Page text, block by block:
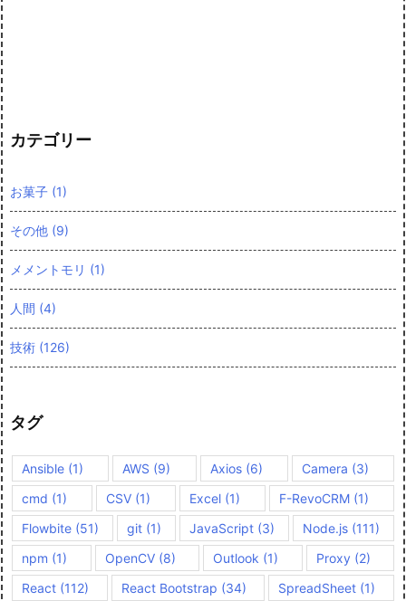
カテゴリー
お菓子 (1)
その他 (9)
メメントモリ (1)
人間 (4)
技術 (126)
タグ
Ansible (1) AWS (9) Axios(6) Camera (3)
cmd (1) CSV (1) Excel (1) F-RevoCRM (1)
Flowbite (51) git (1) JavaScript (3) Node.js (111)
npm (1) OpenCV(8) Outlook (1) Proxy (2)
React (112) React Bootstrap (34) SpreadSheet (1)